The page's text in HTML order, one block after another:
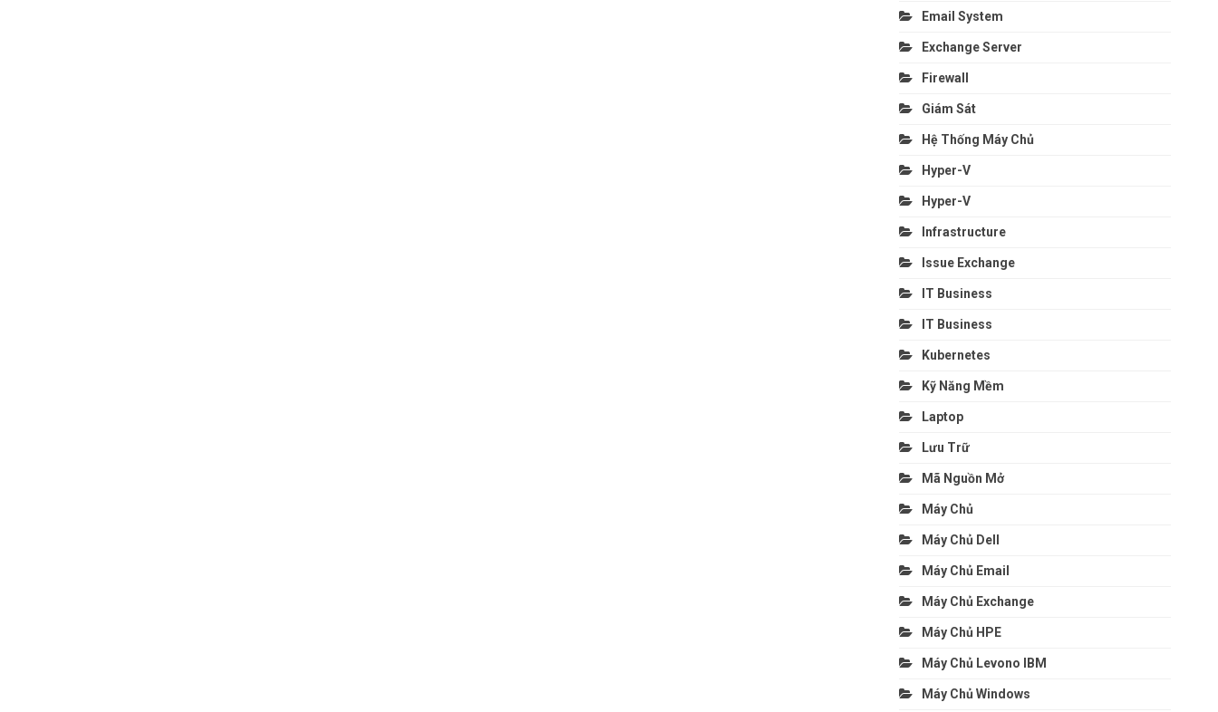
Email System
Exchange Server
Firewall
Giám Sát
Hệ Thống Máy Chủ
Hyper-V
Hyper-V
Infrastructure
Issue Exchange
IT Business
IT Business
Kubernetes
Kỹ Năng Mềm
Laptop
Lưu Trữ
Mã Nguồn Mở
Máy Chủ
Máy Chủ Dell
Máy Chủ Email
Máy Chủ Exchange
Máy Chủ HPE
Máy Chủ Levono IBM
Máy Chủ Windows